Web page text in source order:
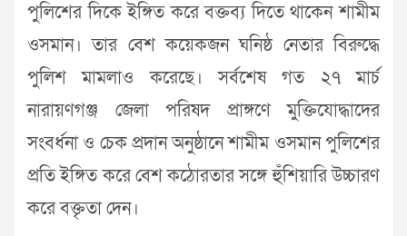
পুলিশের দিকে ইঙ্গিত করে বক্তব্য দিতে থাকেন শামীম
ওসমান। তার বেশ কয়েকজন ঘনিষ্ঠ নেতার বিরুদ্ধে
পুলিশ মামলাও করেছে। সর্বশেষ গত ২৭ মার্চ
নারায়ণগঞ্জ জেলা পরিষদ প্রাঙ্গণে মুক্তিযোদ্ধাদের
সংবর্ধনা ও চেক প্রদান অনুষ্ঠানে শামীম ওসমান পুলিশের
প্রতি ইঙ্গিত করে বেশ কঠোরতার সঙ্গে হুঁশিয়ারি উচ্চারণ
করে বক্তৃতা দেন।